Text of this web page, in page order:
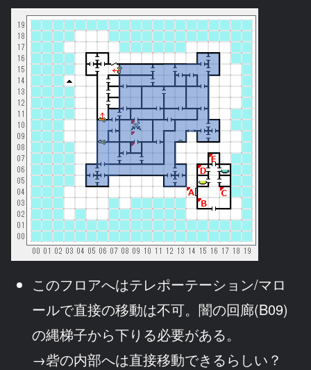
このフロアへはテレポーテーション/マロ
ールで直接の移動は不可。闇の回廊(B09)
の縄梯子から下りる必要がある。
→砦の内部へは直接移動できるらしい？